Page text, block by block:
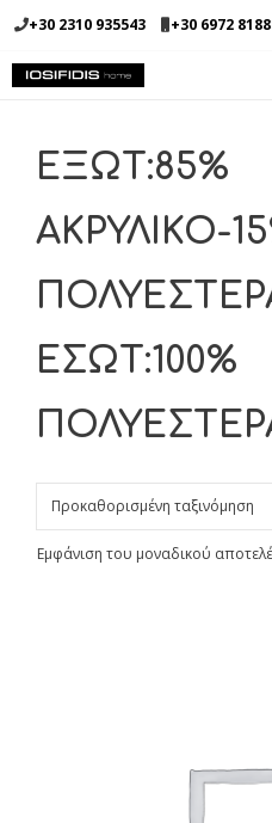
Μετάβαση
σε
περιεχόμενο
+30 2310 935543 +30 6972
ΕΞΩΤ:85%
ΑΚΡΥΛΙΚΟ-
ΕΣΩΤ:100%
Εμφάνιση του μοναδικού